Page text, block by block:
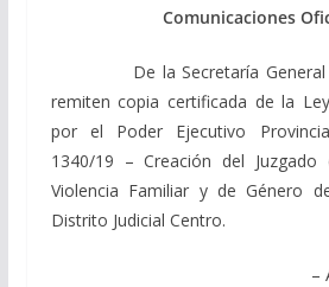
Comunicaciones
De la Secretaría General
remiten copia certificada de la
por el Poder Ejecutivo
1340/19 – Creación del Juzgado
Violencia Familiar y de Género
Distrito Judicial Centro.
–